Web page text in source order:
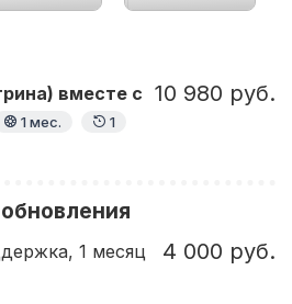
вместе с
1 мес. 1
10 980 руб.
1 месяц 4 000 руб.